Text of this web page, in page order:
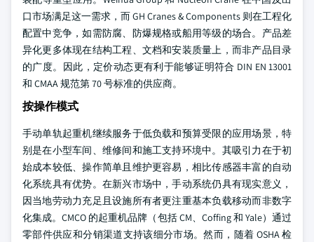
口市场满足这一需求，而 GH Cranes & Components 则在工程化
配置中竞争，如需防腐、防爆规格或船用等级的场合。产品差
异化更多体现在结构工程、文档和安装质量上，而非产品目录
的广度。因此，定价动态更有利于能够证明符合 DIN EN 13001
和 CMAA 规范第 70 号标准的供应商。
按操作模式
手动单轨起重机继续服务于低负载和预算受限的应用场景，特
别是在小型车间、维修间和施工支持环境中。其吸引力在于初
始成本较低、操作简单且维护更容易，相比传感器丰富的自动
化系统具有优势。在新兴市场中，手动系统仍具有现实意义，
因当地劳动力充足且设施所有者更注重基本负载移动而非数字
化集成。CMCO 的起重机品牌（包括 CM、Coffing 和 Yale）通过
零部件供应和分销渠道支持该细分市场。然而，随着 OSHA 检